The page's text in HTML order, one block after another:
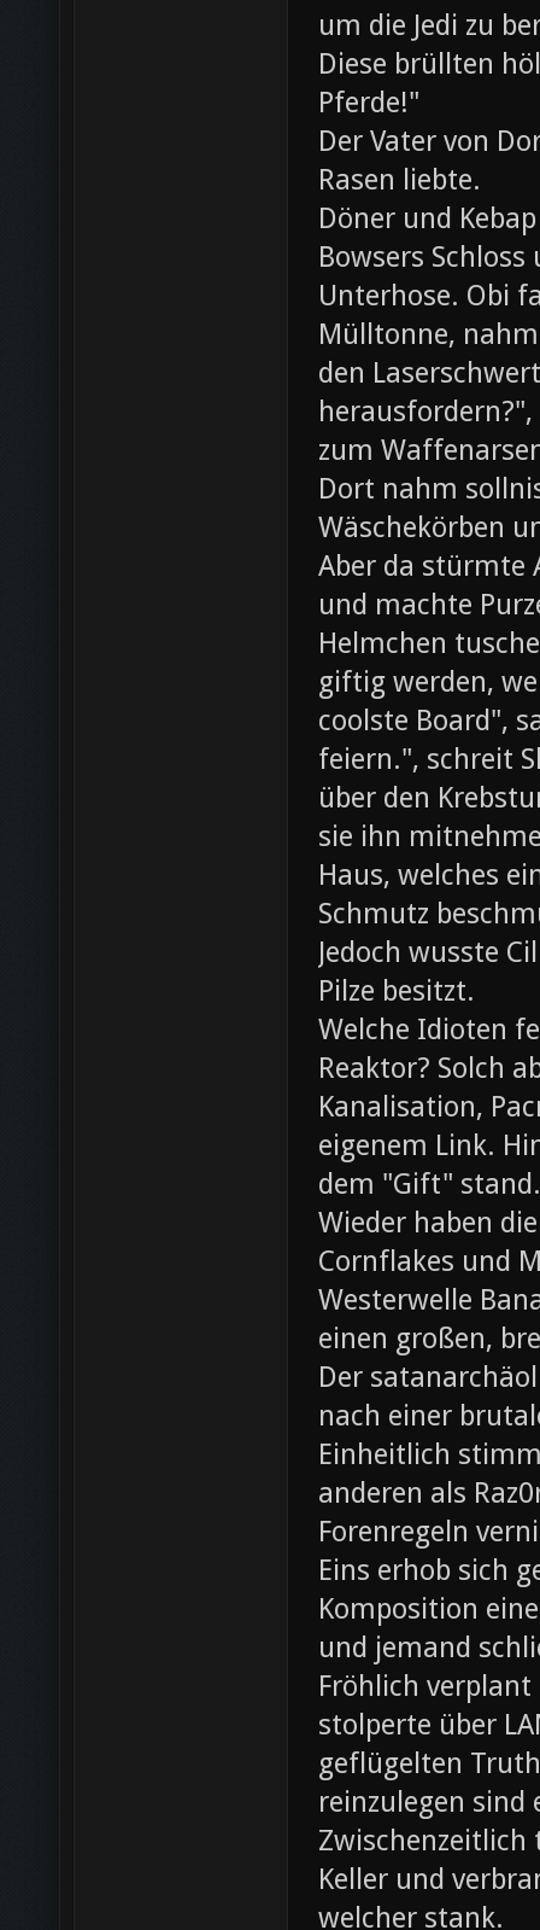
um die Jedi zu
Diese brüllten
Pferde!"
Der Vater von
Rasen liebte.
Döner und
Bowsers
Unterhose. Obi
Mülltonne,
den
zum
Dort nahm
Wäschekörben
Aber da stürmte
und machte
Helmchen
giftig werden,
coolste Board",
feiern.", schreit
über den
sie ihn
Haus, welches
Schmutz
Jedoch wusste
Pilze besitzt.
Welche Idioten
Reaktor? Solch
Kanalisation,
eigenem Link.
dem "Gift" stand.
Wieder haben
Cornflakes und
Westerwelle
einen großen,
Der
nach einer
Einheitlich
anderen als
Forenregeln
Eins erhob sich
Komposition
und jemand
Fröhlich
stolperte über
geflügelten
reinzulegen sind
Zwischenzeitlich
Keller und
welcher stank.